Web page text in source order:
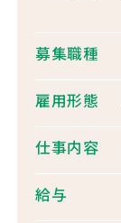
募集職種
雇用形態
仕事内容
給与